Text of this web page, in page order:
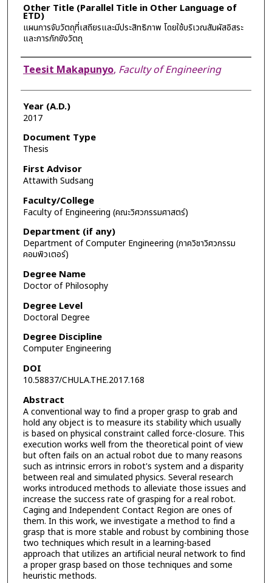
Other Title (Parallel Title in Other Language of
ETD)
แผนการจับวัตถุที่เสถียรและมีประสิทธิภาพ โดยใช้บริเวณสัมผัสอิสระ
และการกักขังวัตถุ
Author
Teesit Makapunyo, Faculty of Engineering
Year (A.D.)
2017
Document Type
Thesis
First Advisor
Attawith Sudsang
Faculty/College
Faculty of Engineering (คณะวิศวกรรมศาสตร์)
Department (if any)
Department of Computer Engineering (ภาควิชาวิศวกรรม
คอมพิวเตอร์)
Degree Name
Doctor of Philosophy
Degree Level
Doctoral Degree
Degree Discipline
Computer Engineering
DOI
10.58837/CHULA.THE.2017.168
Abstract
A conventional way to find a proper grasp to grab and
hold any object is to measure its stability which usually
is based on physical constraint called force-closure. This
execution works well from the theoretical point of view
but often fails on an actual robot due to many reasons
such as intrinsic errors in robot's system and a disparity
between real and simulated physics. Several research
works introduced methods to alleviate those issues and
increase the success rate of grasping for a real robot.
Caging and Independent Contact Region are ones of
them. In this work, we investigate a method to find a
grasp that is more stable and robust by combining those
two techniques which result in a learning-based
approach that utilizes an artificial neural network to find
a proper grasp based on those techniques and some
heuristic methods.